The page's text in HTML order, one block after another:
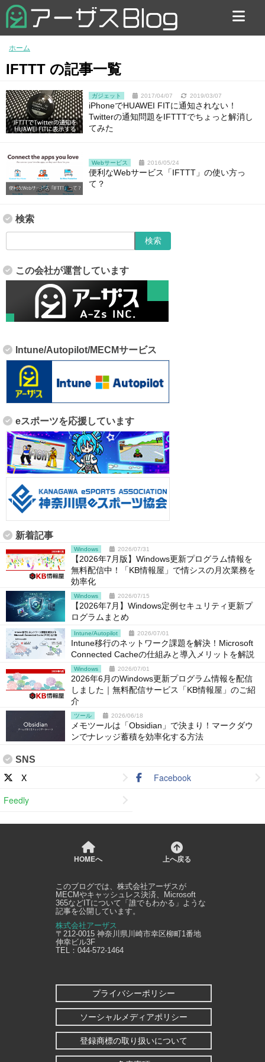
お問い合わせ
ホーム
IFTTT の記事一覧
ガジェット 2017/04/07 2019/03/07
iPhoneでHUAWEI FITに通知されない！
Twitterの通知問題をIFTTTでちょっと解消し
てみた
Webサービス 2016/05/24
便利なWebサービス「IFTTT」の使い方っ
て？
検索
この会社が運営しています
Intune/Autopilot/MECMサービス
eスポーツを応援しています
新着記事
Windows 2026/07/31
【2026年7月版】Windows更新プログラム情報を
無料配信中！「KB情報屋」で情シスの月次業務を
効率化
Windows 2026/07/15
【2026年7月】Windows定例セキュリティ更新プ
ログラムまとめ
Intune/Autopilot 2026/07/01
Intune移行のネットワーク課題を解決！Microsoft
Connected Cacheの仕組みと導入メリットを解説
Windows 2026/07/01
2026年6月のWindows更新プログラム情報を配信
しました｜無料配信サービス「KB情報屋」のご紹
介
ツール 2026/06/18
メモツールは「Obsidian」で決まり！マークダウ
ンでナレッジ蓄積を効率化する方法
SNS
X
Facebook
Feedly
HOMEへ 上へ戻る
このブログでは、 株式会社アーザス が
MECMやキャッシュレス決済、Microsoft
365などITについて「誰でもわかる」ような
記事を公開しています。
株式会社アーザス
〒212-0015 神奈川県 川崎市幸区柳町1番地
伸幸ビル3F
TEL： 044-572-1464
プライバシーポリシー
ソーシャルメディアポリシー
登録商標の取り扱いについて